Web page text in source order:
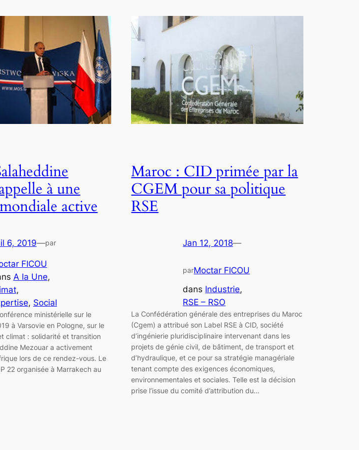
à une
active
6, 2019—par
FICOU
A la Une
, Social
ministérielle sur le
à Varsovie en Pologne, sur le
climat : solidarité et transition
Mezouar a activement
lors de ce rendez-vous. Le
22 organisée à Marrakech au
Maroc : CID primée par la
CGEM pour sa politique
RSE
Jan 12, 2018—
parMoctar FICOU
dans Industrie
RSE – RSO
La Confédération générale des entreprises du Maroc
(Cgem) a attribué son Label RSE à CID, société
d’ingénierie pluridisciplinaire intervenant dans les
projets de génie civil, de bâtiment, de transport et
d’hydraulique, et ce pour sa stratégie managériale
tenant compte des exigences économiques,
environnementales et sociales. Telle est la décision
prise l’issue du comité d’attribution du…